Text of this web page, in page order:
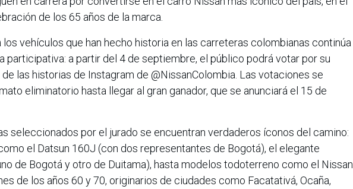
de los 65 años de la marca.
los vehículos que han hecho historia en las carreteras colombianas continúa
participativa: a partir del 4 de septiembre, el público podrá votar por su
las historias de Instagram de @NissanColombia. Las votaciones se
eliminatorio hasta llegar al gran ganador, que se anunciará el 15 de
seleccionados por el jurado se encuentran verdaderos íconos del camino:
el Datsun 160J (con dos representantes de Bogotá), el elegante
de Bogotá y otro de Duitama), hasta modelos todoterreno como el Nissan
de los años 60 y 70, originarios de ciudades como Facatativá, Ocaña,